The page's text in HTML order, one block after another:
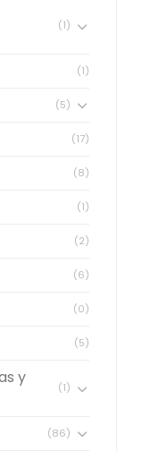
(1)
(1)
(5)
(17)
(8)
(1)
(2)
(6)
(0)
(5)
y
(1)
(86)